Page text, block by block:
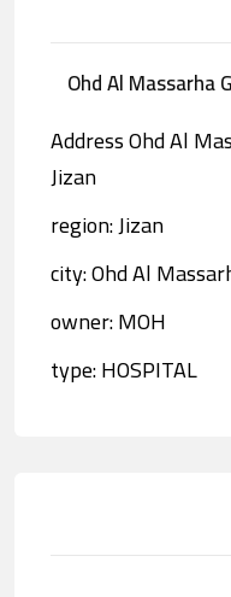
Address Ohd Al
Jizan
region: Jizan
city: Ohd Al
owner: MOH
type: HOSPITAL